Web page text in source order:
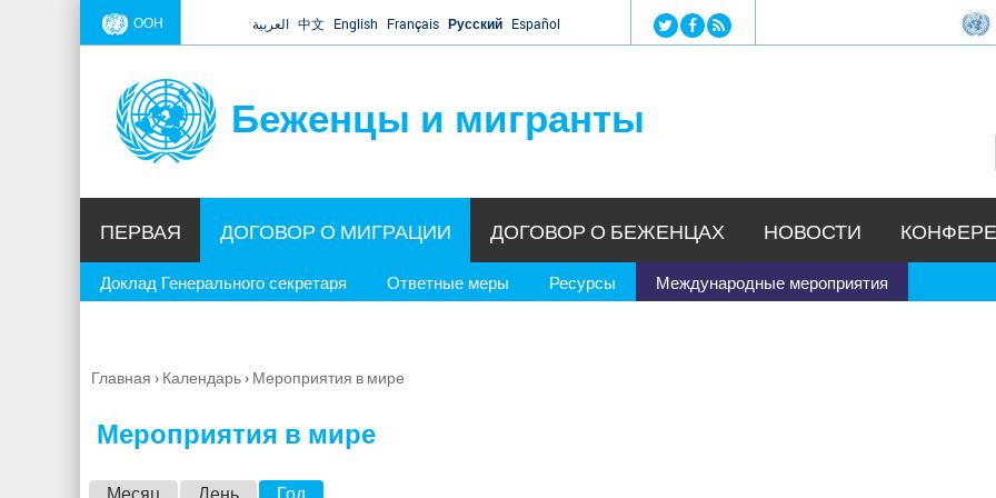
Jump to navigation
ООН العربية 中文 English Français Русский Español
Беженцы и мигранты
ПЕРВАЯ ДОГОВОР О МИГРАЦИИ
Доклад Генерального секретаря Ответные меры Ресурсы Международные мероприятия
ДОГОВОР О БЕЖЕНЦАХ НОВОСТИ
Вы
Главная › Календарь› Мероприятия в мире
Мероприятия в мире